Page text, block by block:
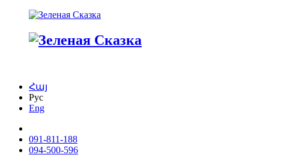
Հայ
Рус
Eng
091-811-188
094-500-596